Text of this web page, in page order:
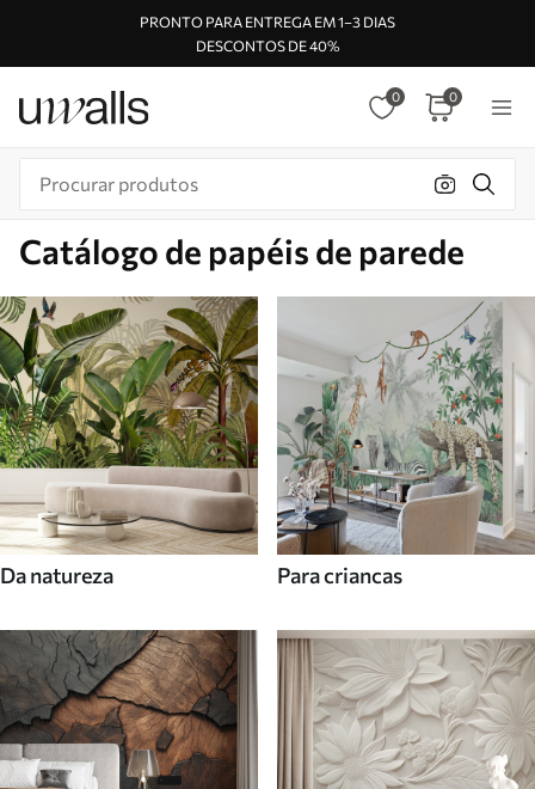
PRONTO PARA ENTREGA EM 1–3 DIAS
DESCONTOS DE 40%
0 0
Catálogo de papéis de parede
Da natureza Para criancas